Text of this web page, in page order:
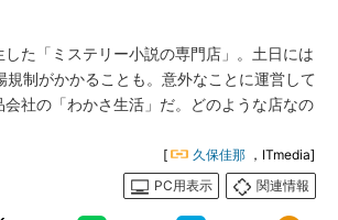
た「ミステリー小説の専門店」。土日には
規制がかかることも。意外なことに運営して
会社の「わかさ生活」だ。どのような店なの
[ 久保佳那 ，ITmedia]
PC用表示
関連情報